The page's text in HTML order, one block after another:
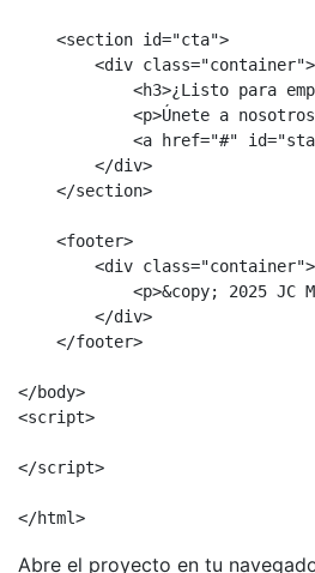
    <section id="cta">
        <div class="container">
<h3>¿Listo para
<p>Únete a
<a href="#"
        </div>
    </section>
    <footer>
        <div class="container">
<p>&copy; 2025 JC
        </div>
    </footer>
</body>
<script>
</script>
</html>
Abre el proyecto en tu